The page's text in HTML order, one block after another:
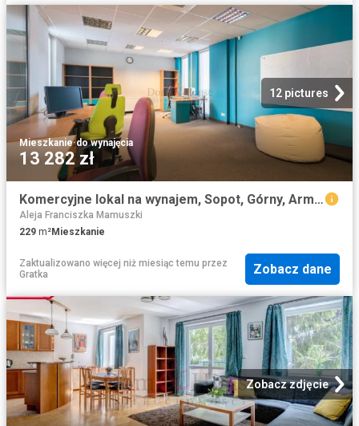
12 pictures
Mieszkanie·do wynajęcia
13 282 zł
Komercyjne lokal na wynajem, Sopot, Górny, Armii Krajowej
Aleja Franciszka Mamuszki
229 m²Mieszkanie
Zaktualizowano więcej niż miesiąc temu przez
Gratka
Zobacz dane
Zobacz zdjęcie